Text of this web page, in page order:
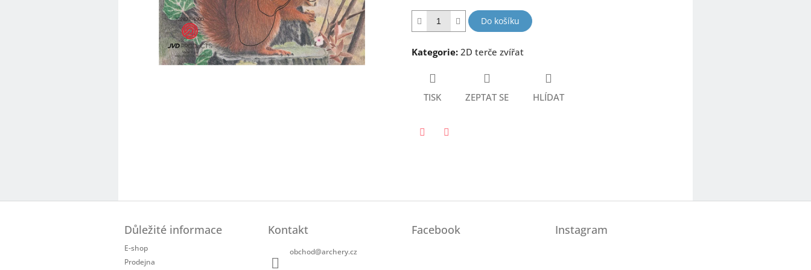
Do košíku
Kategorie: 2D terče zvířat
TISK ZEPTAT SE HLÍDAT
Důležité informace
E-shop
Prodejna
Kontakt
obchod@archery.cz
Facebook Instagram